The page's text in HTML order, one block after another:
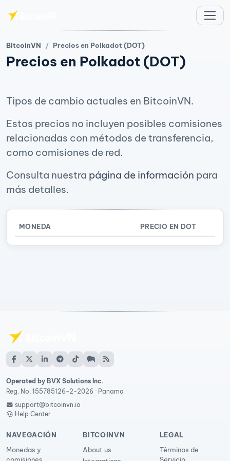
BitcoinVN Precios en Polkadot (DOT)
Precios en Polkadot (DOT)
Tipos de cambio actuales en BitcoinVN.
Estos precios no incluyen posibles comisiones
relacionadas con métodos de transferencia,
como comisiones de red.
Consulta nuestra página de información para
más detalles.
MONEDA PRECIO EN DOT
Operated by BVX Solutions Inc.
Reg. No. 155785126-2-2026 · Panama
support@bitcoinvn.io
Help Center
NAVEGACIÓN
Monedas y
BITCOINVN
About us
LEGAL
Términos de